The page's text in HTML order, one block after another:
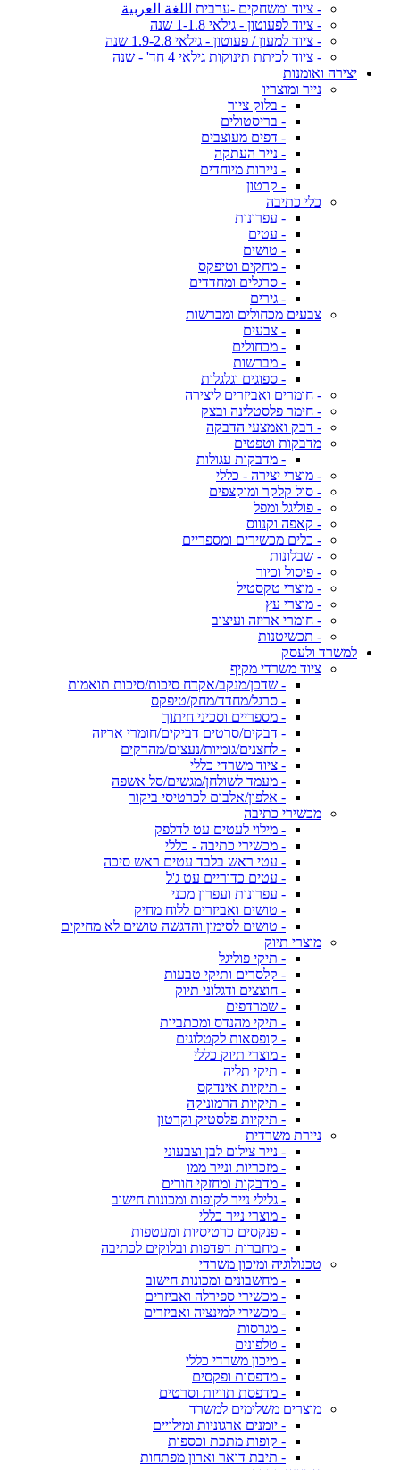
- ציוד ומשחקים -ערבית اللغة العربية
- ציוד לפעוטון - גילאי 1-1.8 שנה
- ציוד למעון / פעוטון - גילאי 1.9-2.8 שנה
- ציוד לכיתת תינוקות גילאי 4 חד' - שנה
יצירה ואומנות
נייר ומוצריו
- בלוק ציור
- בריסטולים
- דפים מעוצבים
- נייר העתקה
- ניירות מיוחדים
- קרטון
כלי כתיבה
- עפרונות
- עטים
- טושים
- מחקים וטיפקס
- סרגלים ומחדדים
- גירים
צבעים מכחולים ומברשות
- צבעים
- מכחולים
- מברשות
- ספוגים וגלגלות
- חומרים ואביזרים ליצירה
- חימר פלסטלינה ובצק
- דבק ואמצעי הדבקה
מדבקות וטפטים
- מדבקות עגולות
- מוצרי יצירה - כללי
- סול קלקר ומוקצפים
- פוליגל ומפל
- קאפה וקנווס
- כלים מכשירים ומספריים
- שבלונות
- פיסול וכיור
- מוצרי טקסטיל
- מוצרי עץ
- חומרי אריזה ועיצוב
- תכשיטנות
למשרד ולעסק
ציוד משרדי מקיף
- שדכן/מנקב/אקדח סיכות/סיכות תואמות
- סרגל/מחדד/מחק/טיפקס
- מספריים וסכיני חיתוך
- דבקים/סרטים דביקים/חומרי אריזה
- לחצנים/גומיות/נעצים/מהדקים
- ציוד משרדי כללי
- מעמד לשולחן/מגשים/סל אשפה
- אלפון/אלבום לכרטיסי ביקור
מכשירי כתיבה
- מילוי לעטים עט לדלפק
- מכשירי כתיבה - כללי
- עטי ראש בלבד עטים ראש סיכה
- עטים כדוריים עט ג'ל
- עפרונות ועפרון מכני
- טושים ואביזרים ללוח מחיק
- טושים לסימון והדגשה טושים לא מחיקים
מוצרי תיוק
- תיקי פוליגל
- קלסרים ותיקי טבעות
- חוצצים ודגלוני תיוק
- שמרדפים
- תיקי מהנדס ומכתביות
- קופסאות לקטלוגים
- מוצרי תיוק כללי
- תיקי תליה
- תיקיות אינדקס
- תיקיות הרמוניקה
- תיקיות פלסטיק וקרטון
ניירת משרדית
- נייר צילום לבן וצבעוני
- מזכריות ונייר ממו
- מדבקות ומחזקי חורים
- גלילי נייר לקופות ומכונות חישוב
- מוצרי נייר כללי
- פנקסים כרטיסיות ומעטפות
- מחברות דפדפות ובלוקים לכתיבה
טכנולוגיה ומיכון משרדי
- מחשבונים ומכונות חישוב
- מכשירי ספירלה ואביזרים
- מכשירי למינציה ואביזרים
- מגרסות
- טלפונים
- מיכון משרדי כללי
- מדפסות ופקסים
- מדפסת תוויות וסרטים
מוצרים משלימים למשרד
- יומנים ארגוניות ומילויים
- קופות מתכת וכספות
- תיבת דואר וארון מפתחות